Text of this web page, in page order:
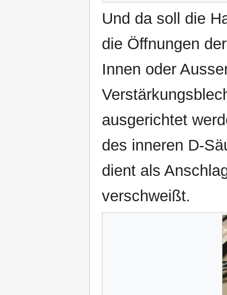
Und da soll die
die Öffnungen
Innen oder
ausgerichtet
des inneren D-
dient als
verschweißt.